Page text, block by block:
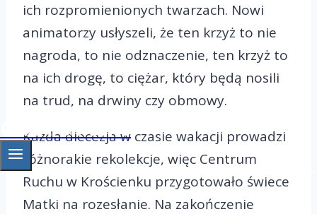
OAZA Gniezno
ich rozpromienionych twarzach. Nowi
animatorzy usłyszeli, że ten krzyż to nie
nagroda, to nie odznaczenie, ten krzyż to
na ich drogę, to ciężar, który będą nosili
na trud, na drwiny czy obmowy.
Każda diecezja w czasie wakacji prowadzi
różnorakie rekolekcje, więc Centrum
Ruchu w Krościenku przygotowało świece
Matki na rozesłanie. Na zakończenie